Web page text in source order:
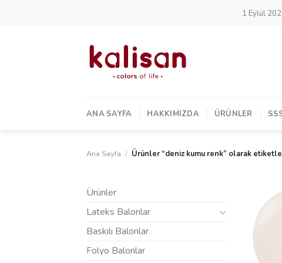
1 Eylül
ANA SAYFA HAKKIMIZDA ÜRÜNLER
Ana Sayfa / Ürünler “deniz kumu renk” olarak
Ürünler
Lateks Balonlar
Baskılı Balonlar
Folyo Balonlar